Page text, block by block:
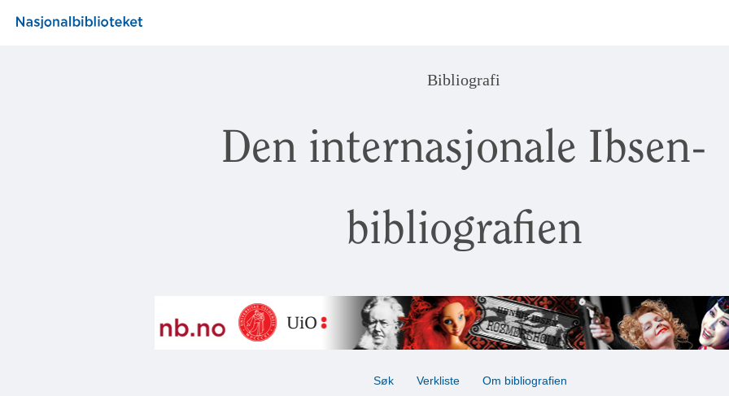
Bibliografi
Den internasjonale Ibsen-
bibliografien
Søk Verkliste Om bibliografien